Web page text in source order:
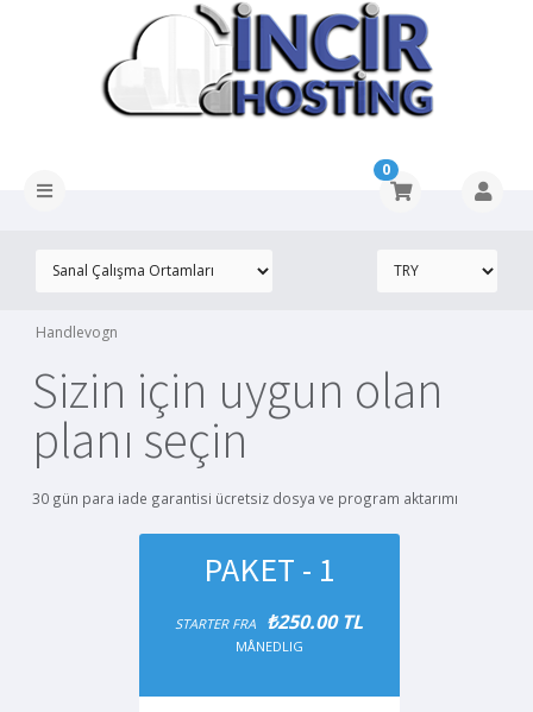
0
Handlevogn
Sizin için uygun olan
planı seçin
30 gün para iade garantisi ücretsiz dosya ve program aktarımı
PAKET - 1
STARTER FRA ₺250.00 TL
MÅNEDLIG